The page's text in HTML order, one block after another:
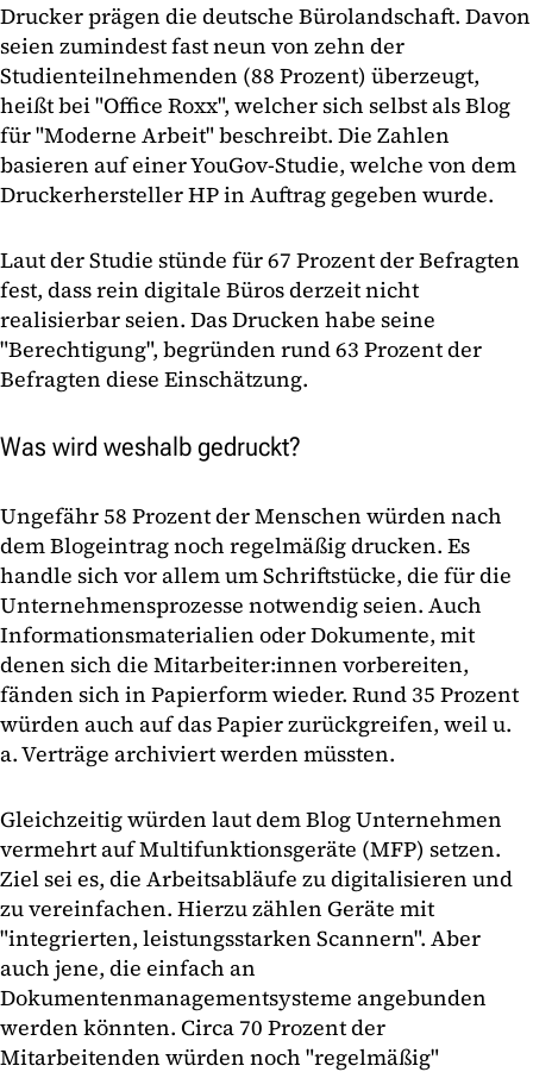
Drucker prägen die deutsche Bürolandschaft. Davon
seien zumindest fast neun von zehn der
Studienteilnehmenden (88 Prozent) überzeugt,
heißt bei "Office Roxx", welcher sich selbst als Blog
für "Moderne Arbeit" beschreibt. Die Zahlen
basieren auf einer YouGov-Studie, welche von dem
Druckerhersteller HP in Auftrag gegeben wurde.
Laut der Studie stünde für 67 Prozent der Befragten
fest, dass rein digitale Büros derzeit nicht
realisierbar seien. Das Drucken habe seine
"Berechtigung", begründen rund 63 Prozent der
Befragten diese Einschätzung.
Was wird weshalb gedruckt?
Ungefähr 58 Prozent der Menschen würden nach
dem Blogeintrag noch regelmäßig drucken. Es
handle sich vor allem um Schriftstücke, die für die
Unternehmensprozesse notwendig seien. Auch
Informationsmaterialien oder Dokumente, mit
denen sich die Mitarbeiter:innen vorbereiten,
fänden sich in Papierform wieder. Rund 35 Prozent
würden auch auf das Papier zurückgreifen, weil u.
a. Verträge archiviert werden müssten.
Gleichzeitig würden laut dem Blog Unternehmen
vermehrt auf Multifunktionsgeräte (MFP) setzen.
Ziel sei es, die Arbeitsabläufe zu digitalisieren und
zu vereinfachen. Hierzu zählen Geräte mit
"integrierten, leistungsstarken Scannern". Aber
auch jene, die einfach an
Dokumentenmanagementsysteme angebunden
werden könnten. Circa 70 Prozent der
Mitarbeitenden würden noch "regelmäßig"